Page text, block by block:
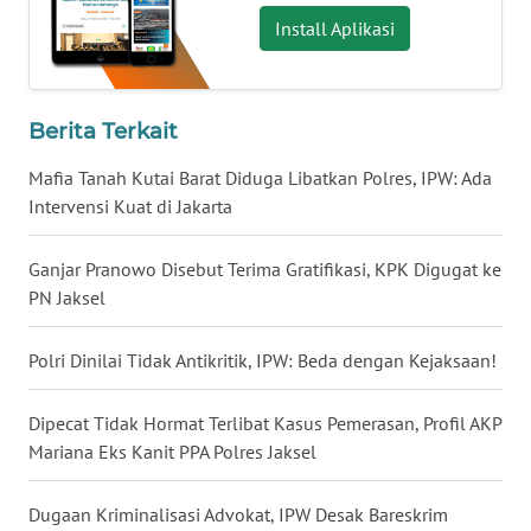
Install Aplikasi
Berita Terkait
Mafia Tanah Kutai Barat Diduga Libatkan Polres, IPW: Ada
Intervensi Kuat di Jakarta
Ganjar Pranowo Disebut Terima Gratifikasi, KPK Digugat ke
PN Jaksel
Polri Dinilai Tidak Antikritik, IPW: Beda dengan Kejaksaan!
Dipecat Tidak Hormat Terlibat Kasus Pemerasan, Profil AKP
Mariana Eks Kanit PPA Polres Jaksel
Dugaan Kriminalisasi Advokat, IPW Desak Bareskrim
WN
BABEL
WN
WN
SUMSEL
WN
BENGKULU
WN